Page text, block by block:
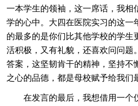
一本学生的领袖，这一席话，我相
学的心中。大四在医院实习的这一
的最多的是你们比其他学校的学生
活积极，又有礼貌，还喜欢问问题
答案，这坚韧肯干的精神，坚持不
之心的品德，都是母校赋予给我们
在发言的最后，我想借用一个